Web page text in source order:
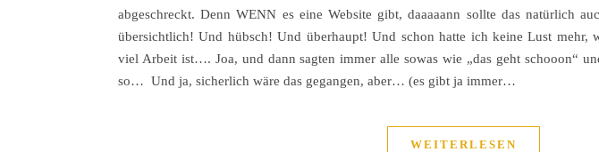
abgeschreckt. Denn WENN es eine Website gibt, daaaaann sollte das natürlich
übersichtlich! Und hübsch! Und überhaupt! Und schon hatte ich keine Lust mehr,
viel Arbeit ist…. Joa, und dann sagten immer alle sowas wie „das geht schooon“
so… Und ja, sicherlich wäre das gegangen, aber… (es gibt ja immer…
WEITERLESEN